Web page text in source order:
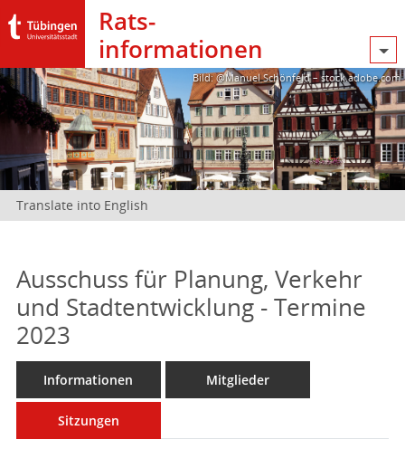
Rats­
informationen
Bild: @Manuel Schönfeld – stock.adobe.com
Translate into English
Ausschuss für Planung, Verkehr
und Stadtentwicklung - Termine
2023
Informationen Mitglieder
Sitzungen